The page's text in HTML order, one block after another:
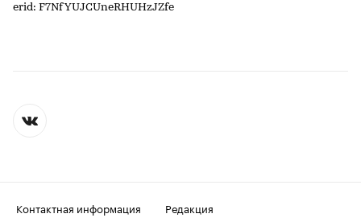
erid: F7NfYUJCUneRHUHzJZfe
Контактная информация
Редакция